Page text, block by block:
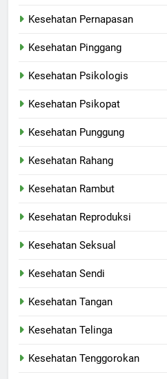
Kesehatan Pernapasan
Kesehatan Pinggang
Kesehatan Psikologis
Kesehatan Psikopat
Kesehatan Punggung
Kesehatan Rahang
Kesehatan Rambut
Kesehatan Reproduksi
Kesehatan Seksual
Kesehatan Sendi
Kesehatan Tangan
Kesehatan Telinga
Kesehatan Tenggorokan